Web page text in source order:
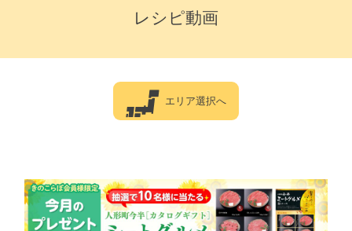
レシピ動画
エリア選択へ